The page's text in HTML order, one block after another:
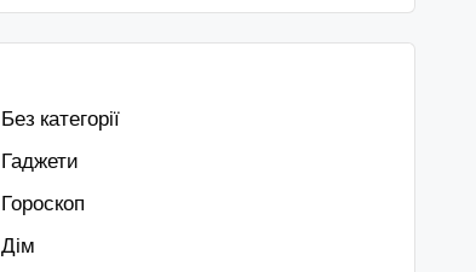
Без категорії
Гаджети
Гороскоп
Дім